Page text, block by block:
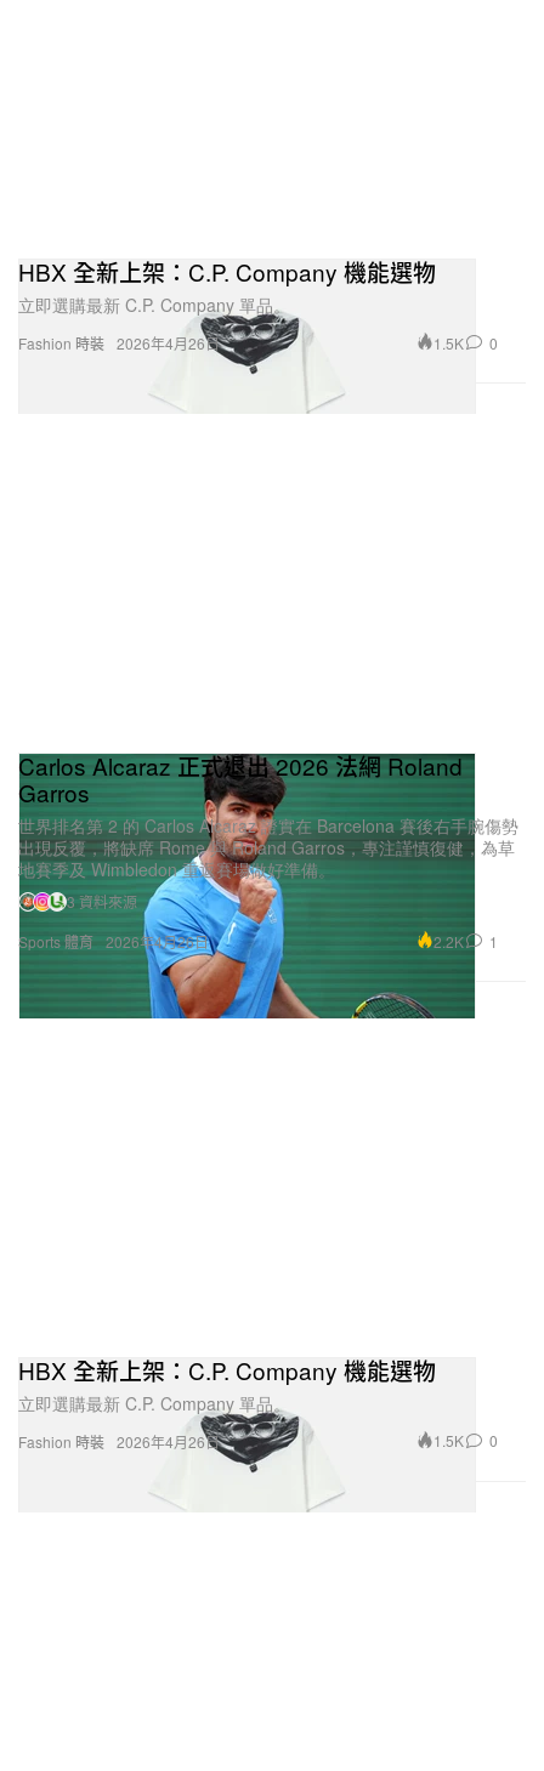
Fashion 時裝
HBX 全新上架：C.P. Company 機能選物
立即選購最新 C.P. Company 單品。
2026年4月26日 1.5K 0
Sports 體育
Carlos Alcaraz 正式退出 2026 法網 Roland
Garros
世界排名第 2 的 Carlos Alcaraz 證實在 Barcelona 賽後右手腕傷勢
出現反覆，將缺席 Rome 與 Roland Garros，專注謹慎復健，為草
地賽季及 Wimbledon 重返賽場做好準備。
3 資料來源
2026年4月26日
2.2K 1
Fashion 時裝
HBX 全新上架：C.P. Company 機能選物
立即選購最新 C.P. Company 單品。
2026年4月26日 1.5K 0